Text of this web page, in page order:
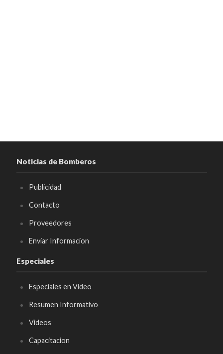
Noticias de Bomberos
Publicidad
Contacto
Proveedores
Enviar Informacion
Especiales
Especiales en Video
Resumen Informativo
Videos
Capacitacion